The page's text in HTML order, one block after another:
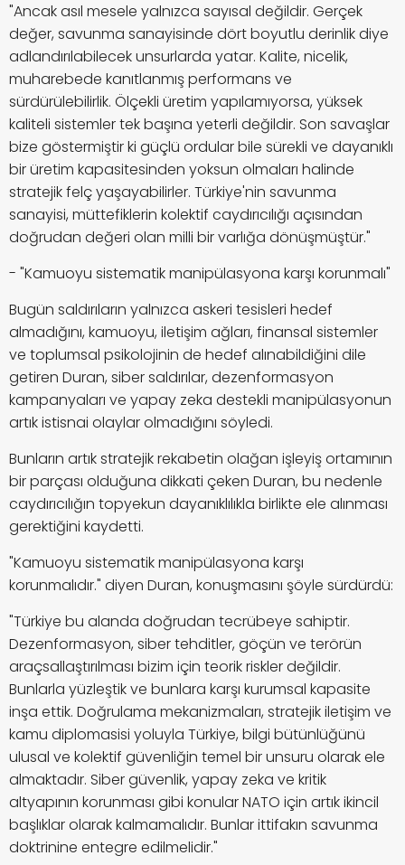
"Ancak asıl mesele yalnızca sayısal değildir. Gerçek
değer, savunma sanayisinde dört boyutlu derinlik diye
adlandırılabilecek unsurlarda yatar. Kalite, nicelik,
muharebede kanıtlanmış performans ve
sürdürülebilirlik. Ölçekli üretim yapılamıyorsa, yüksek
kaliteli sistemler tek başına yeterli değildir. Son savaşlar
bize göstermiştir ki güçlü ordular bile sürekli ve dayanıklı
bir üretim kapasitesinden yoksun olmaları halinde
stratejik felç yaşayabilirler. Türkiye'nin savunma
sanayisi, müttefiklerin kolektif caydırıcılığı açısından
doğrudan değeri olan milli bir varlığa dönüşmüştür."
- "Kamuoyu sistematik manipülasyona karşı korunmalı"
Bugün saldırıların yalnızca askeri tesisleri hedef
almadığını, kamuoyu, iletişim ağları, finansal sistemler
ve toplumsal psikolojinin de hedef alınabildiğini dile
getiren Duran, siber saldırılar, dezenformasyon
kampanyaları ve yapay zeka destekli manipülasyonun
artık istisnai olaylar olmadığını söyledi.
Bunların artık stratejik rekabetin olağan işleyiş ortamının
bir parçası olduğuna dikkati çeken Duran, bu nedenle
caydırıcılığın topyekun dayanıklılıkla birlikte ele alınması
gerektiğini kaydetti.
"Kamuoyu sistematik manipülasyona karşı
korunmalıdır." diyen Duran, konuşmasını şöyle sürdürdü:
"Türkiye bu alanda doğrudan tecrübeye sahiptir.
Dezenformasyon, siber tehditler, göçün ve terörün
araçsallaştırılması bizim için teorik riskler değildir.
Bunlarla yüzleştik ve bunlara karşı kurumsal kapasite
inşa ettik. Doğrulama mekanizmaları, stratejik iletişim ve
kamu diplomasisi yoluyla Türkiye, bilgi bütünlüğünü
ulusal ve kolektif güvenliğin temel bir unsuru olarak ele
almaktadır. Siber güvenlik, yapay zeka ve kritik
altyapının korunması gibi konular NATO için artık ikincil
başlıklar olarak kalmamalıdır. Bunlar ittifakın savunma
doktrinine entegre edilmelidir."